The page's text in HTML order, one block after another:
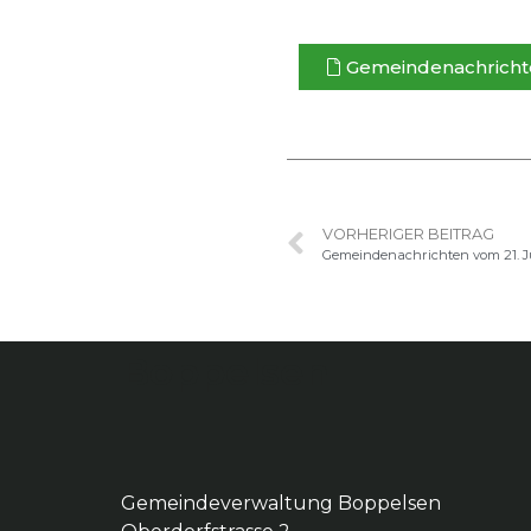
VORHERIGER BEITRAG
Gemeindenachrichten vom 21.
Gemeindeverwaltung Boppelsen